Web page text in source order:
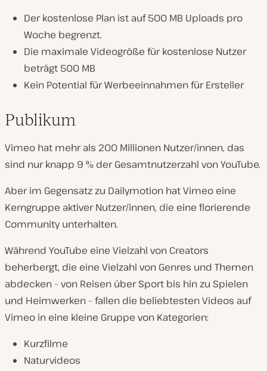
Der kostenlose Plan ist auf 500 MB Uploads pro
Woche begrenzt.
Die maximale Videogröße für kostenlose Nutzer
beträgt 500 MB
Kein Potential für Werbeeinnahmen für Ersteller
Publikum
Vimeo hat mehr als 200 Millionen Nutzer/innen, das
sind nur knapp 9 % der Gesamtnutzerzahl von YouTube.
Aber im Gegensatz zu Dailymotion hat Vimeo eine
Kerngruppe aktiver Nutzer/innen, die eine florierende
Community unterhalten.
Während YouTube eine Vielzahl von Creators
beherbergt, die eine Vielzahl von Genres und Themen
abdecken – von Reisen über Sport bis hin zu Spielen
und Heimwerken – fallen die beliebtesten Videos auf
Vimeo in eine kleine Gruppe von Kategorien:
Kurzfilme
Naturvideos